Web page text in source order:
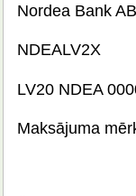
Nordea Bank
NDEALV2X
LV20 NDEA
Maksājuma